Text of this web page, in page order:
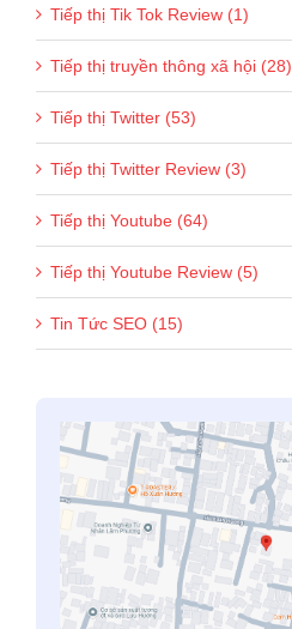
Tiếp thị Tik Tok Review (1)
Tiếp thị truyền thông xã hội (28)
Tiếp thị Twitter (53)
Tiếp thị Twitter Review (3)
Tiếp thị Youtube (64)
Tiếp thị Youtube Review (5)
Tin Tức SEO (15)